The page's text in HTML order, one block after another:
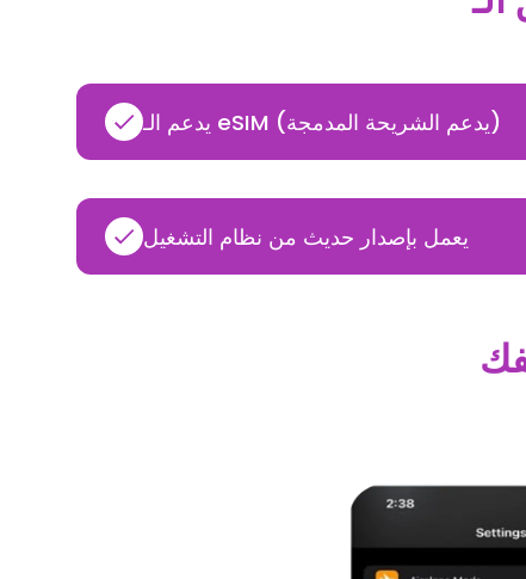
يدعم الـ eSIM (يدعم الشريحة المدمجة)
يعمل بإصدار حديث من نظام التشغيل